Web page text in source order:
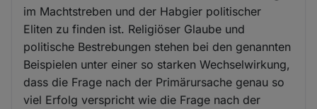
im Machtstreben und der Habgier politischer
Eliten zu finden ist. Religiöser Glaube und
politische Bestrebungen stehen bei den genannten
Beispielen unter einer so starken Wechselwirkung,
dass die Frage nach der Primärursache genau so
viel Erfolg verspricht wie die Frage nach der